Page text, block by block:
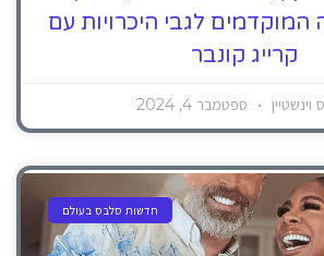
לגבי היכרויות עם
קרייג קונבר
וינשטיין ספטמבר 4, 2024
חדשות סלבס בעולם